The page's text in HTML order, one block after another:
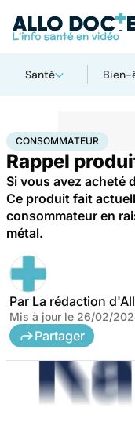
Santé Bien-
AccueilSantéConsommateur
CONSOMMATEUR
Rappel
Si vous avez acheté
Ce produit fait
consommateur en
métal.
Par La rédaction
Mis à jour le 26/02/
Partager